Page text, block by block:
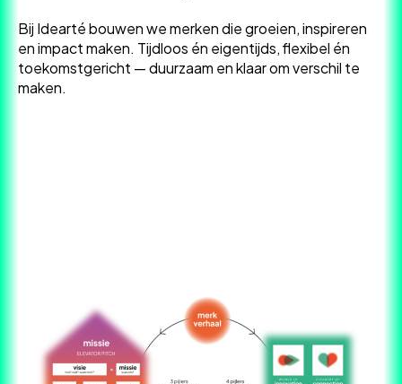
Bij Idearté bouwen we merken die groeien, inspireren
en impact maken. Tijdloos én eigentijds, flexibel én
toekomstgericht — duurzaam en klaar om verschil te
maken.